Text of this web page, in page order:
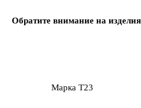
Обратите внимание на
Марка Т23